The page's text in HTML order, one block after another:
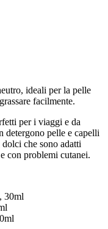
ideali per la pelle
facilmente.
per i viaggi e da
detergono pelle e capelli
che sono adatti
con problemi cutanei.
30ml